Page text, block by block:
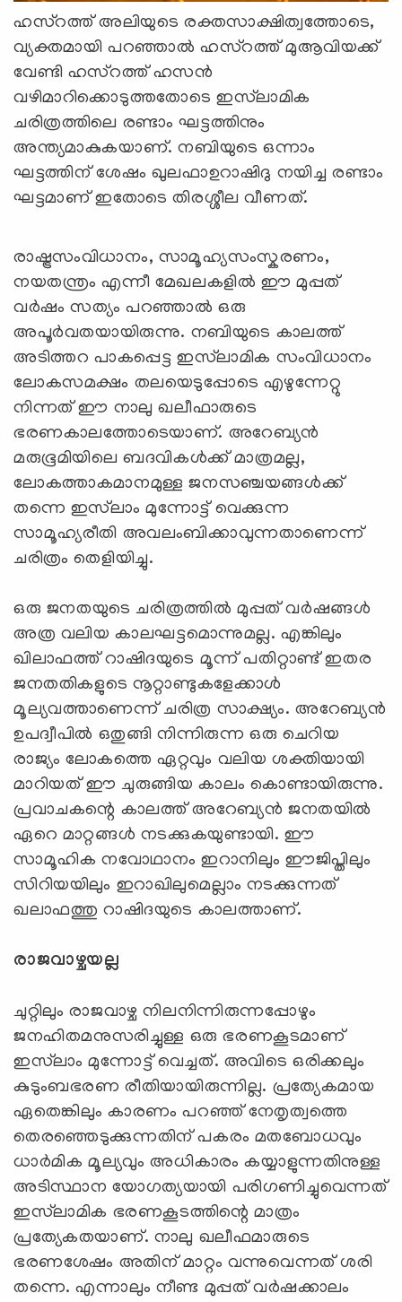
ഹസ്റത്ത് അലിയുടെ രക്തസാക്ഷിത്വത്തോടെ,
വ്യക്തമായി പറഞ്ഞാല്‍ ഹസ്റത്ത് മുആവിയക്ക്
വേണ്ടി ഹസ്റത്ത് ഹസന്‍
വഴിമാറിക്കൊടുത്തതോടെ ഇസ്‌ലാമിക
ചരിത്രത്തിലെ രണ്ടാം ഘട്ടത്തിനും
അന്ത്യമാകുകയാണ്. നബിയുടെ ഒന്നാം
ഘട്ടത്തിന് ശേഷം ഖുലഫാഉറാഷിദു നയിച്ച രണ്ടാം
ഘട്ടമാണ് ഇതോടെ തിരശ്ശീല വീണത്.
രാഷ്ട്രസംവിധാനം, സാമൂഹ്യസംസ്കരണം,
നയതന്ത്രം എന്നീ മേഖലകളില്‍ ഈ മുപ്പത്
വര്‍ഷം സത്യം പറഞ്ഞാല്‍ ഒരു
അപൂര്‍വതയായിരുന്നു. നബിയുടെ കാലത്ത്
അടിത്തറ പാകപ്പെട്ട ഇസ്‌ലാമിക സംവിധാനം
ലോകസമക്ഷം തലയെടുപ്പോടെ എഴുന്നേറ്റു
നിന്നത് ഈ നാലു ഖലീഫാരുടെ
ഭരണകാലത്തോടെയാണ്. അറേബ്യന്‍
മരുഭൂമിയിലെ ബദവികള്‍ക്ക് മാത്രമല്ല,
ലോകത്താകമാനമുള്ള ജനസഞ്ചയങ്ങള്‍ക്ക്
തന്നെ ഇസ്‌ലാം മുന്നോട്ട് വെക്കുന്ന
സാമൂഹ്യരീതി അവലംബിക്കാവുന്നതാണെന്ന്
ചരിത്രം തെളിയിച്ചു.
ഒരു ജനതയുടെ ചരിത്രത്തില്‍ മുപ്പത് വര്‍ഷങ്ങള്‍
അത്ര വലിയ കാലഘട്ടമൊന്നുമല്ല. എങ്കിലും
ഖിലാഫത്ത് റാഷിദയുടെ മൂന്ന് പതിറ്റാണ്ട് ഇതര
ജനതതികളുടെ നൂറ്റാണ്ടുകളേക്കാള്‍
മൂല്യവത്താണെന്ന് ചരിത്ര സാക്ഷ്യം. അറേബ്യന്‍
ഉപദ്വീപില്‍ ഒതുങ്ങി നിന്നിരുന്ന ഒരു ചെറിയ
രാജ്യം ലോകത്തെ ഏറ്റവും വലിയ ശക്തിയായി
മാറിയത് ഈ ചുരുങ്ങിയ കാലം കൊണ്ടായിരുന്നു.
പ്രവാചകന്റെ കാലത്ത് അറേബ്യന്‍ ജനതയില്‍
ഏറെ മാറ്റങ്ങള്‍ നടക്കുകയുണ്ടായി. ഈ
സാമൂഹിക നവോഥാനം ഇറാനിലും ഈജിപ്തിലും
സിറിയയിലും ഇറാഖിലുമെല്ലാം നടക്കുന്നത്
ഖലാഫത്തു റാഷിദയുടെ കാലത്താണ്.
രാജവാഴ്ചയല്ല
ചുറ്റിലും രാജവാഴ്ച നിലനിന്നിരുന്നപ്പോഴും
ജനഹിതമനുസരിച്ചുള്ള ഒരു ഭരണകൂടമാണ്
ഇസ്‌ലാം മുന്നോട്ട് വെച്ചത്. അവിടെ ഒരിക്കലും
കുടുംബഭരണ രീതിയായിരുന്നില്ല. പ്രത്യേകമായ
ഏതെങ്കിലും കാരണം പറഞ്ഞ് നേതൃത്വത്തെ
തെരഞ്ഞെടുക്കുന്നതിന് പകരം മതബോധവും
ധാര്‍മിക മൂല്യവും അധികാരം കയ്യാളുന്നതിനുള്ള
അടിസ്ഥാന യോഗത്യയായി പരിഗണിച്ചുവെന്നത്
ഇസ്‌ലാമിക ഭരണകൂടത്തിന്റെ മാത്രം
പ്രത്യേകതയാണ്. നാലു ഖലീഫമാരുടെ
ഭരണശേഷം അതിന് മാറ്റം വന്നുവെന്നത് ശരി
തന്നെ. എന്നാലും നീണ്ട മുപ്പത് വര്‍ഷക്കാലം